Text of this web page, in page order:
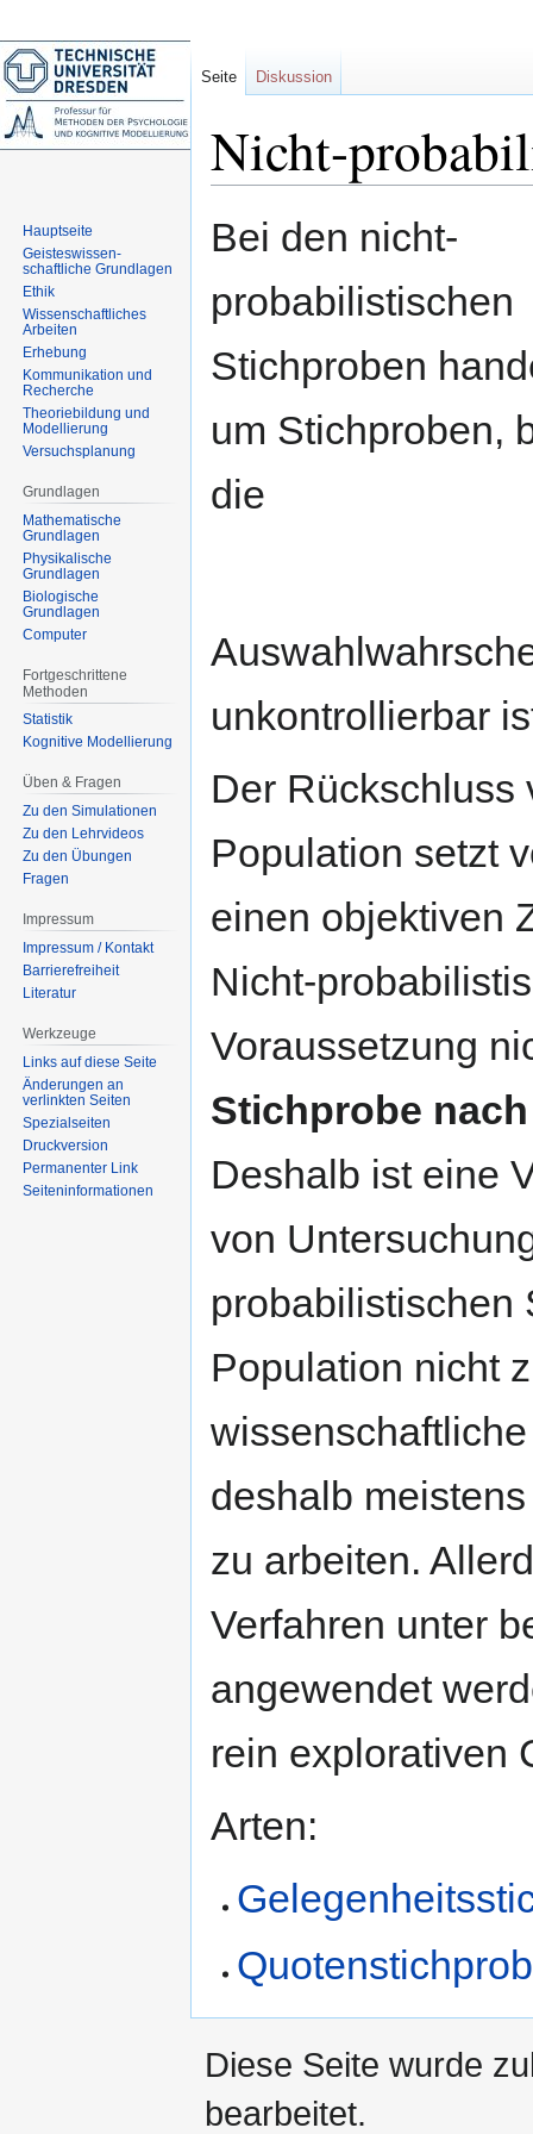
Nicht-
Navigation
Suche
Bei den nicht-
probabilistischen
Stichproben
um Stichproben,
die
unkontrollierbar
Der Rückschluss
Population setzt
einen objektiven
Nicht-
Voraussetzung
Stichprobe
Deshalb ist eine
von
probabilistischen
Population nicht
deshalb
zu arbeiten.
Verfahren unter
angewendet
rein explorativen
Arten:
Seite Diskussion
Hauptseite
Geisteswissen-
schaftliche Grundlagen
Ethik
Wissenschaftliches
Arbeiten
Erhebung
Kommunikation und
Recherche
Theoriebildung und
Modellierung
Versuchsplanung
Grundlagen
Mathematische
Grundlagen
Physikalische
Grundlagen
Biologische
Grundlagen
Computer
Fortgeschrittene
Methoden
Statistik
Kognitive Modellierung
Üben & Fragen
Zu den Simulationen
Zu den Lehrvideos
Zu den Übungen
Fragen
Impressum
Impressum / Kontakt
Barrierefreiheit
Literatur
Werkzeuge
Links auf diese Seite
Änderungen an
verlinkten Seiten
Spezialseiten
Druckversion
Permanenter Link
Seiten­informationen
Diese Seite wurde
bearbeitet.